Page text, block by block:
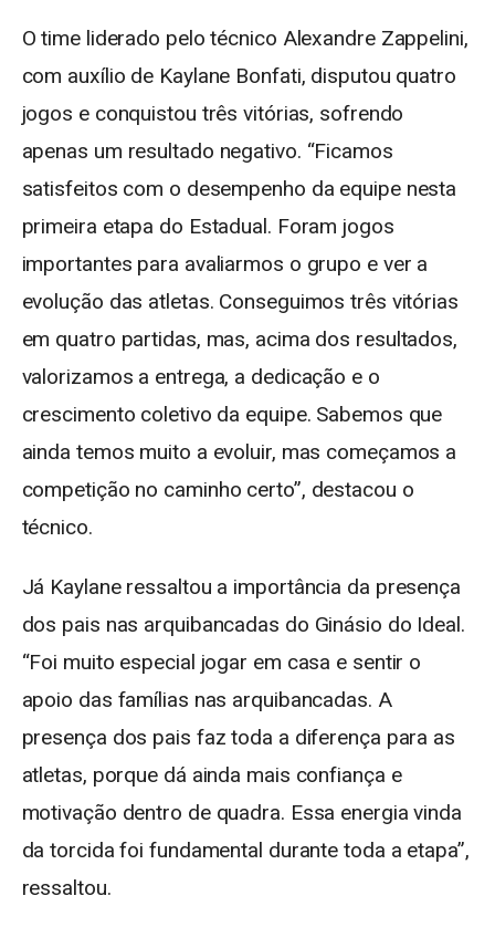
O time liderado pelo técnico Alexandre Zappelini,
com auxílio de Kaylane Bonfati, disputou quatro
jogos e conquistou três vitórias, sofrendo
apenas um resultado negativo. “Ficamos
satisfeitos com o desempenho da equipe nesta
primeira etapa do Estadual. Foram jogos
importantes para avaliarmos o grupo e ver a
evolução das atletas. Conseguimos três vitórias
em quatro partidas, mas, acima dos resultados,
valorizamos a entrega, a dedicação e o
crescimento coletivo da equipe. Sabemos que
ainda temos muito a evoluir, mas começamos a
competição no caminho certo”, destacou o
técnico.
Já Kaylane ressaltou a importância da presença
dos pais nas arquibancadas do Ginásio do Ideal.
“Foi muito especial jogar em casa e sentir o
apoio das famílias nas arquibancadas. A
presença dos pais faz toda a diferença para as
atletas, porque dá ainda mais confiança e
motivação dentro de quadra. Essa energia vinda
da torcida foi fundamental durante toda a etapa”,
ressaltou.